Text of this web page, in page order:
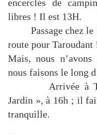
encerclés de
libres ! Il est 13H.
Passage chez le
route pour Taroudant
Mais, nous
nous faisons le long
Arrivée à
Jardin », à 16h ; il
tranquille.